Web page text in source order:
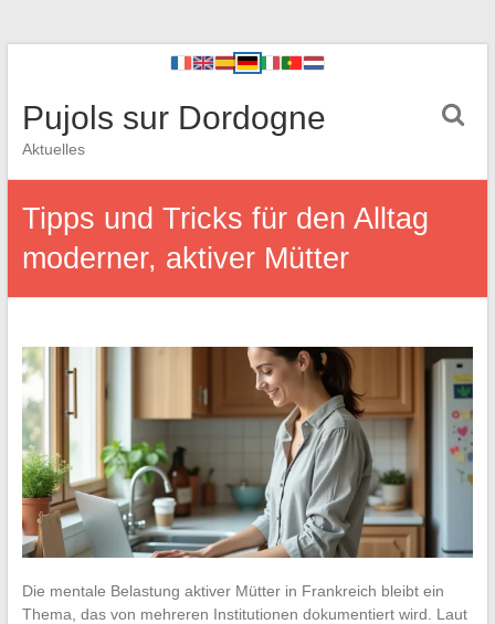
Pujols sur Dordogne
Aktuelles
Tipps und Tricks für den Alltag
moderner, aktiver Mütter
Die mentale Belastung aktiver Mütter in Frankreich bleibt ein
Thema, das von mehreren Institutionen dokumentiert wird. Laut